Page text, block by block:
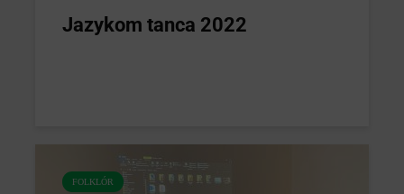
Jazykom tanca 2022
FOLKLÓR